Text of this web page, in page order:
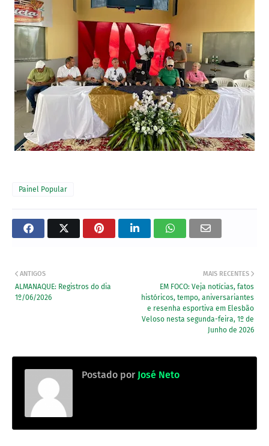
Painel Popular
MAIS RECENTES
EM FOCO: Veja notícias, fatos
históricos, tempo, aniversariantes
e resenha esportiva em Elesbão
Veloso nesta segunda-feira, 1º de
Junho de 2026
ANTIGOS
ALMANAQUE: Registros do dia
1º/06/2026
Postado por José Neto